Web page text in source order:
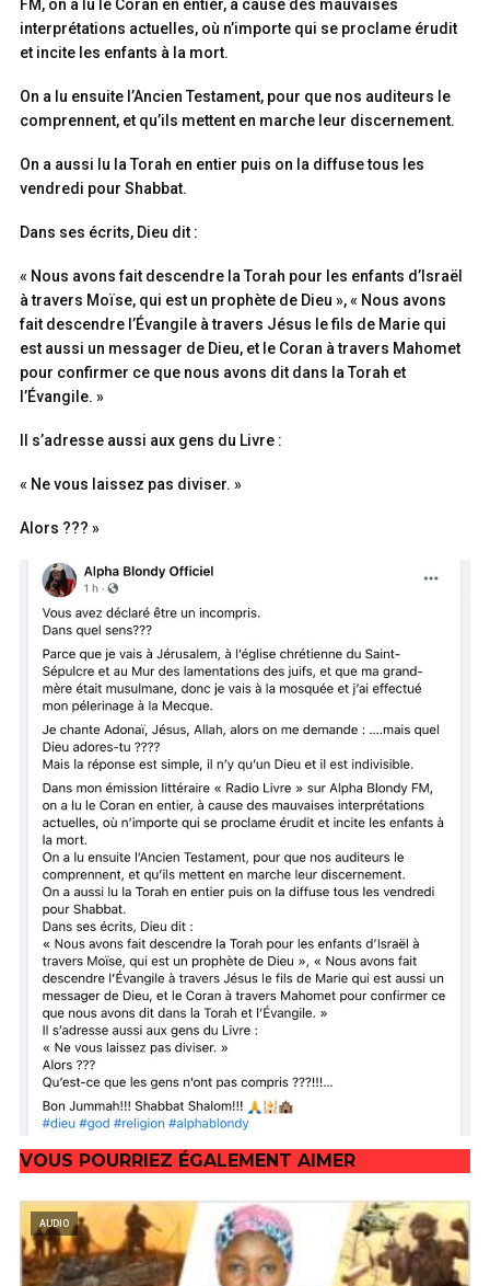
FM, on a lu le Coran en entier, à cause des mauvaises
interprétations actuelles, où n’importe qui se proclame érudit
et incite les enfants à la mort.
On a lu ensuite l’Ancien Testament, pour que nos auditeurs le
comprennent, et qu’ils mettent en marche leur discernement.
On a aussi lu la Torah en entier puis on la diffuse tous les
vendredi pour Shabbat.
Dans ses écrits, Dieu dit :
« Nous avons fait descendre la Torah pour les enfants d’Israël
à travers Moïse, qui est un prophète de Dieu », « Nous avons
fait descendre l’Évangile à travers Jésus le fils de Marie qui
est aussi un messager de Dieu, et le Coran à travers Mahomet
pour confirmer ce que nous avons dit dans la Torah et
l’Évangile. »
Il s’adresse aussi aux gens du Livre :
« Ne vous laissez pas diviser. »
Alors ??? »
VOUS POURRIEZ ÉGALEMENT AIMER
AUDIO